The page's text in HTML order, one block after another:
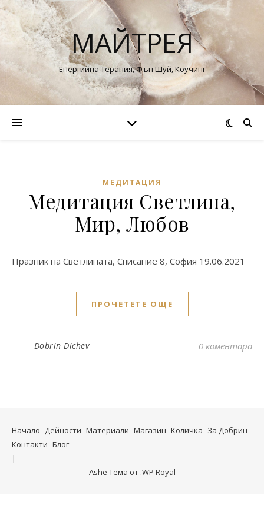
МАЙТРЕЯ
Енергийна Терапия, Фън Шуй, Коучинг
МЕДИТАЦИЯ
Медитация Светлина,
Мир, Любов
Празник на Светлината, Списание 8, София 19.06.2021
ПРОЧЕТЕТЕ ОЩЕ
Dobrin Dichev 0 коментара
Начало Дейности Материали Магазин Количка За Добрин
Контакти Блог
Ashe Тема от .WP Royal